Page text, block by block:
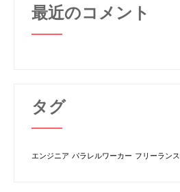
最近のコメント
タグ
エンジニア パラレルワーカー フリーランス